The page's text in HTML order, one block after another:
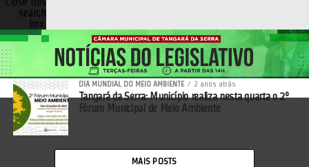
search
box.
DIA MUNDIAL DO MEIO AMBIENTE 2 anos atrás
Tangará da Serra: Município realiza nesta quarta o 2º
Fórum Municipal de Meio Ambiente
MAIS POSTS